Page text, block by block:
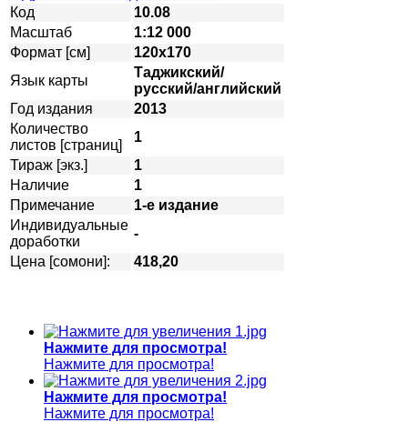
Код
10.08
Масштаб
1:12 000
Формат [см]
120х170
Язык карты
Таджикский/
русский/английский
Год издания
2013
Количество
листов [страниц]
1
Тираж [экз.]
1
Наличие
1
Примечание
1-е издание
Индивидуальные
доработки
-
Цена [сомони]:
418,20
Нажмите для просмотра!
Нажмите для просмотра!
Нажмите для просмотра!
Нажмите для просмотра!